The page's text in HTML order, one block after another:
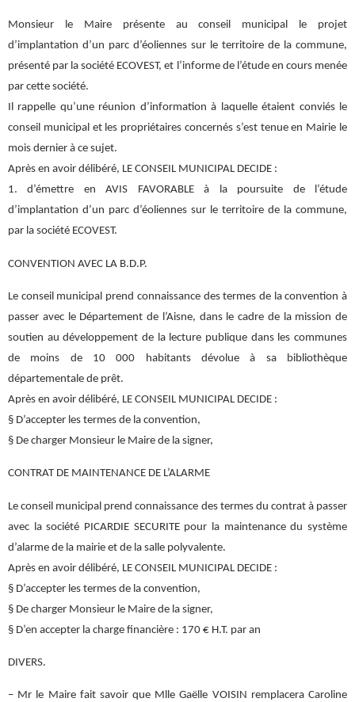
Monsieur le Maire présente au conseil municipal le projet
d’implantation d’un parc d’éoliennes sur le territoire de la commune,
présenté par la société ECOVEST, et l’informe de l’étude en cours menée
par cette société.
Il rappelle qu’une réunion d’information à laquelle étaient conviés le
conseil municipal et les propriétaires concernés s’est tenue en Mairie le
mois dernier à ce sujet.
Après en avoir délibéré, LE CONSEIL MUNICIPAL DECIDE :
1. d’émettre en AVIS FAVORABLE à la poursuite de l’étude
d’implantation d’un parc d’éoliennes sur le territoire de la commune,
par la société ECOVEST.
CONVENTION AVEC LA B.D.P.
Le conseil municipal prend connaissance des termes de la convention à
passer avec le Département de l’Aisne, dans le cadre de la mission de
soutien au développement de la lecture publique dans les communes
de moins de 10 000 habitants dévolue à sa bibliothèque
départementale de prêt.
Après en avoir délibéré, LE CONSEIL MUNICIPAL DECIDE :
§ D’accepter les termes de la convention,
§ De charger Monsieur le Maire de la signer,
CONTRAT DE MAINTENANCE DE L’ALARME
Le conseil municipal prend connaissance des termes du contrat à passer
avec la société PICARDIE SECURITE pour la maintenance du système
d’alarme de la mairie et de la salle polyvalente.
Après en avoir délibéré, LE CONSEIL MUNICIPAL DECIDE :
§ D’accepter les termes de la convention,
§ De charger Monsieur le Maire de la signer,
§ D’en accepter la charge financière : 170 € H.T. par an
DIVERS.
– Mr le Maire fait savoir que Mlle Gaëlle VOISIN remplacera Caroline